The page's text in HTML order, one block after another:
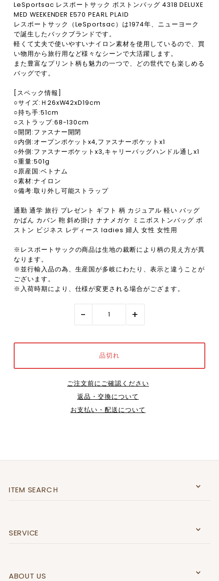
LeSportsac レスポートサック ボストンバッグ 4318 DELUXE
MED WEEKENDER E570 PEARL PLAID
レスポートサック（LeSportsac）は1974年、ニューヨーク
で誕生したバックブランドです。
軽くて丈夫で使いやすいナイロン素材を使用しているので、買
い物用から旅行用など様々なシーンで大活躍します。
また豊富なプリント柄も魅力の一つで、どの世代でも楽しめる
バッグです。
[スペック情報]
○サイズ:Ｈ26xW42xD19cm
○持ち手:51cm
○ストラップ:68-130cm
○開閉:ファスナー開閉
○内側:オープンポケットx4,ファスナーポケットx1
○外側:ファスナーポケットx3,キャリーバッグハンドル通しx1
○重量:501g
○原産国:ベトナム
○素材:ナイロン
○備考:取り外し可能ストラップ
通勤 通学 旅行 プレゼント ギフト 柄 カジュアル 軽い バッグ
かばん カバン 鞄 斜め掛け ナナメガケ ミニボストンバッグ ボ
ストン ビジネス レディース ladies 婦人 女性 女性用
※レスポートサックの商品は生地の裁断により柄の見え方が異
なります。
※並行輸入品の為、生産国が多岐にわたり、表示と違うことが
ございます。
※入荷時期により、仕様が変更される場合がござます。
- +
ご注文前にご確認ください
返品・交換について
お支払い・配送について
ITEM SEARCＨ
SERVICE
ABOUT US